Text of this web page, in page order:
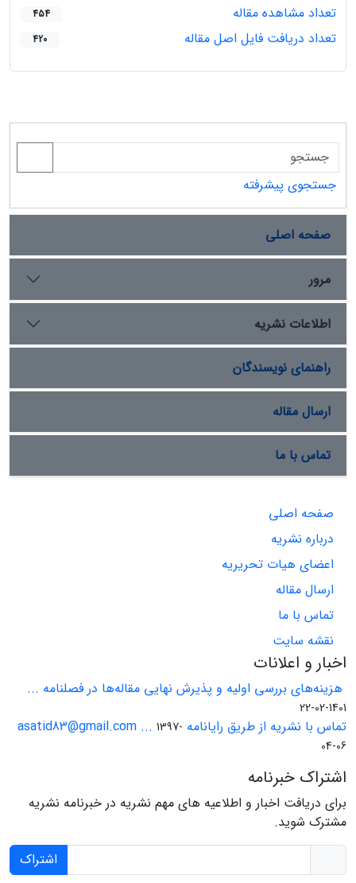
تعداد مشاهده مقاله
454
تعداد دریافت فایل اصل مقاله 420
جستجوی پیشرفته
صفحه اصلی
مرور
اطلاعات نشریه
راهنمای نویسندگان
ارسال مقاله
تماس با ما
صفحه اصلی
درباره نشریه
اعضای هیات تحریریه
ارسال مقاله
تماس با ما
نقشه سایت
اخبار و اعلانات
هزینه‌های بررسی اولیه و پذیرش نهایی مقاله‌ها در فصلنامه ...
1401-02-22
تماس با نشریه از طریق رایانامه asatid83@gmail.com ... 1397-
04-06
اشتراک خبرنامه
برای دریافت اخبار و اطلاعیه های مهم نشریه در خبرنامه نشریه
مشترک شوید.
اشتراک